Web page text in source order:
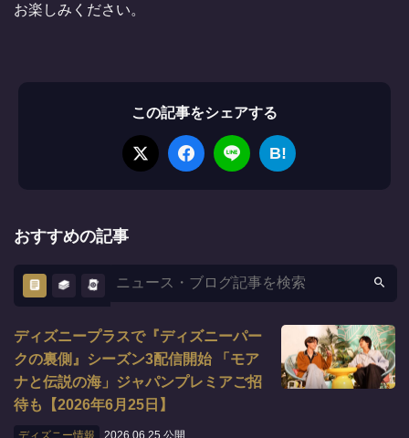
お楽しみください。
この記事をシェアする
B!
おすすめの記事
ディズニープラスで『ディズニーパー
クの裏側』シーズン3配信開始 「モア
ナと伝説の海」ジャパンプレミアご招
待も【2026年6月25日】
ディズニー情報 2026.06.25 公開